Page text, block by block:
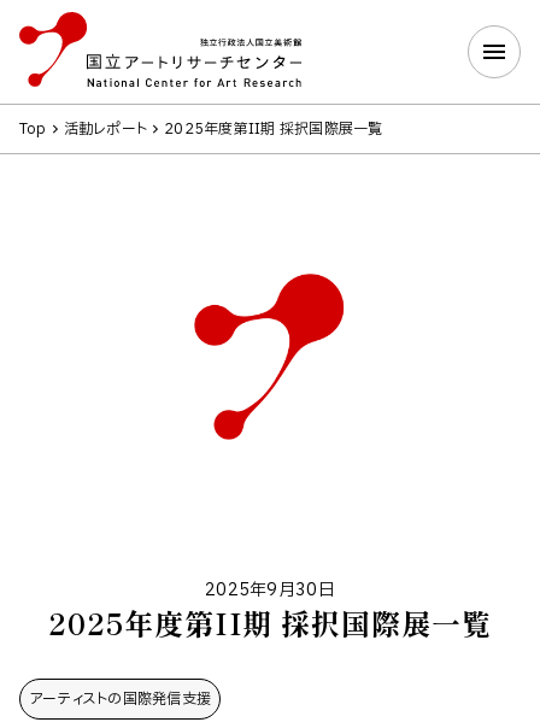
Top 活動レポート 2025年度第II期 採択国際展一覧
2025年9月30日
2025年度第II期 採択国際展一覧
アーティストの​国際発信支援